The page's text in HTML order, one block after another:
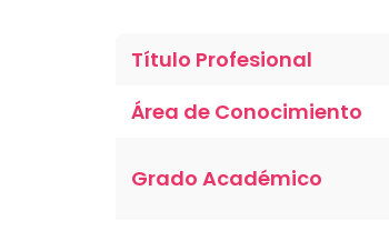
Título Profesional
Área de Conocimiento
Grado Académico